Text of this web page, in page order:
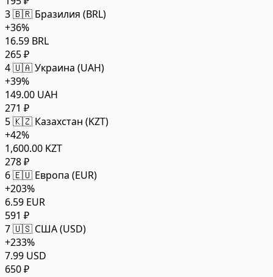
3🇧🇷 Бразилия (BRL)
+36%
16.59 BRL
265 ₽
4🇺🇦 Украина (UAH)
+39%
149.00 UAH
271 ₽
5🇰🇿 Казахстан (KZT)
+42%
1,600.00 KZT
278 ₽
6🇪🇺 Европа (EUR)
+203%
6.59 EUR
591 ₽
7🇺🇸 США (USD)
+233%
7.99 USD
650 ₽